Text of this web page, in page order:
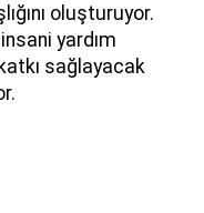
oluşturuyor.
yardım
sağlayacak